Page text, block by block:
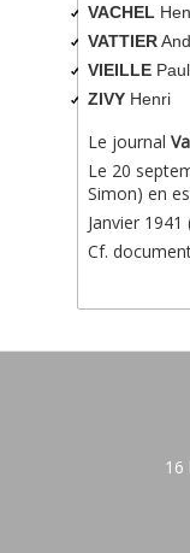
VACHEL
VATTIER
VIEILLEPaul
ZIVYHenri
Le journal
Le 20
Simon) en
Janvier
Cf.
16